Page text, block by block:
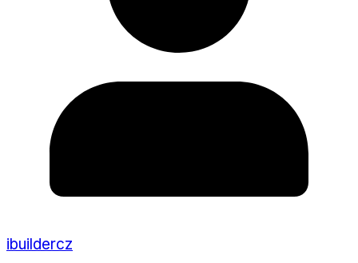
ibuildercz